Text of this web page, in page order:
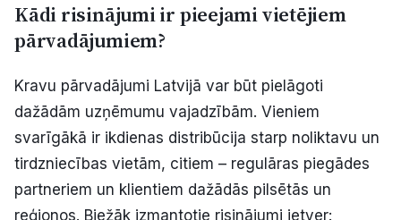
Kādi risinājumi ir pieejami vietējiem
pārvadājumiem?
Kravu pārvadājumi Latvijā var būt pielāgoti
dažādām uzņēmumu vajadzībām. Vieniem
svarīgākā ir ikdienas distribūcija starp noliktavu un
tirdzniecības vietām, citiem – regulāras piegādes
partneriem un klientiem dažādās pilsētās un
reģionos. Biežāk izmantotie risinājumi ietver: